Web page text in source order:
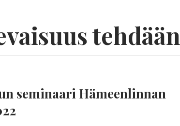
tehdään
seminaari Hämeenlinnan